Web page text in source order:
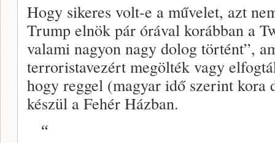
Hogy sikeres volt-e a művelet, azt
Trump elnök pár órával korábban a
valami nagyon nagy dolog történt”,
terroristavezért megölték vagy
hogy reggel (magyar idő szerint kora
készül a Fehér Házban.